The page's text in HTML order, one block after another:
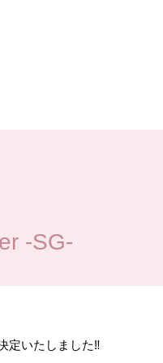
-SG-
定いたしました‼️